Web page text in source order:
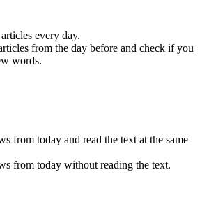
every day.
from the day before and check if you
words.
from today and read the text at the same
from today without reading the text.